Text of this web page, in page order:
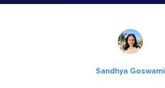
Sandhya Goswami